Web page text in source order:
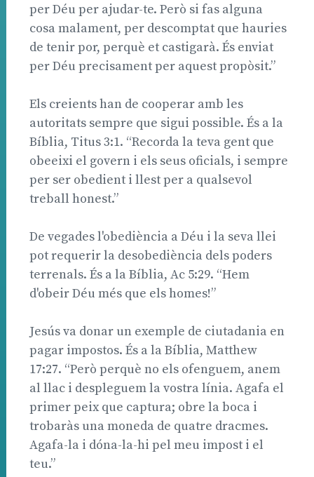
per Déu per ajudar-te. Però si fas alguna
cosa malament, per descomptat que hauries
de tenir por, perquè et castigarà. És enviat
per Déu precisament per aquest propòsit.”
Els creients han de cooperar amb les
autoritats sempre que sigui possible. És a la
Bíblia, Titus 3:1. “Recorda la teva gent que
obeeixi el govern i els seus oficials, i sempre
per ser obedient i llest per a qualsevol
treball honest.”
De vegades l'obediència a Déu i la seva llei
pot requerir la desobediència dels poders
terrenals. És a la Bíblia, Ac 5:29. “Hem
d'obeir Déu més que els homes!”
Jesús va donar un exemple de ciutadania en
pagar impostos. És a la Bíblia, Matthew
17:27. “Però perquè no els ofenguem, anem
al llac i despleguem la vostra línia. Agafa el
primer peix que captura; obre la boca i
trobaràs una moneda de quatre dracmes.
Agafa-la i dóna-la-hi pel meu impost i el
teu.”